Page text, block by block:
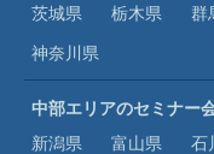
茨城県
栃木県 群
神奈川県
中部エリアのセミナー
新潟県
富山県 石